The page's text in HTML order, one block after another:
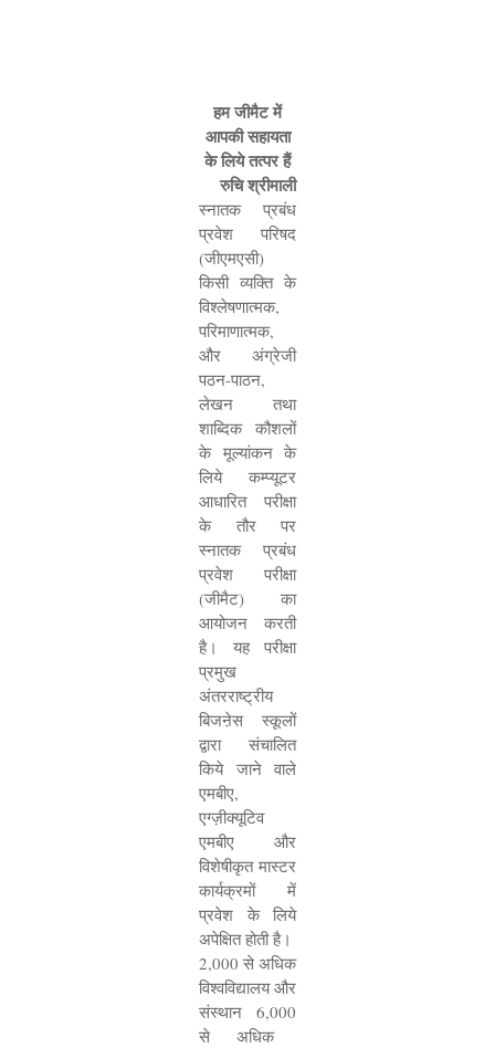
हम जीमैट में
आपकी सहायता
के लिये तत्पर हैं
रुचि श्रीमाली
स्नातक प्रबंध
प्रवेश परिषद
(जीएमएसी)
किसी व्यक्ति के
विश्लेषणात्मक,
परिमाणात्मक,
और अंग्रेजी
पठन-पाठन,
लेखन तथा
शाब्दिक कौशलों
के मूल्यांकन के
लिये कम्प्यूटर
आधारित परीक्षा
के तौर पर
स्नातक प्रबंध
प्रवेश परीक्षा
(जीमैट) का
आयोजन करती
है। यह परीक्षा
प्रमुख
अंतरराष्ट्रीय
बिजऩेस स्कूलों
द्वारा संचालित
किये जाने वाले
एमबीए,
एग्ज़ीक्यूटिव
एमबीए और
विशेषीकृत मास्टर
कार्यक्रमों में
प्रवेश के लिये
अपेक्षित होती है।
2,000 से अधिक
विश्वविद्यालय और
संस्थान 6,000
से अधिक